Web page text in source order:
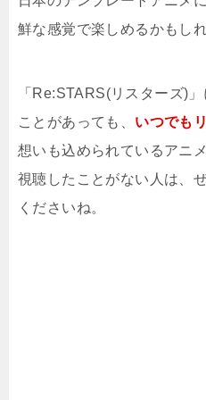
鮮な感覚で楽しめるかもしれ
「Re:STARS(リスターズ)
ことがあっても、 いつでも
想いも込められているアニ
視聴したことがない人は、
くださいね。